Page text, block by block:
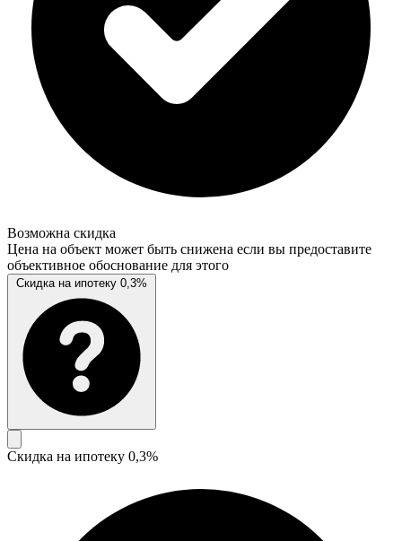
Возможна скидка
Цена на объект может быть снижена если вы предоставите
объективное обоснование для этого
Скидка на ипотеку 0,3%
Скидка на ипотеку 0,3%